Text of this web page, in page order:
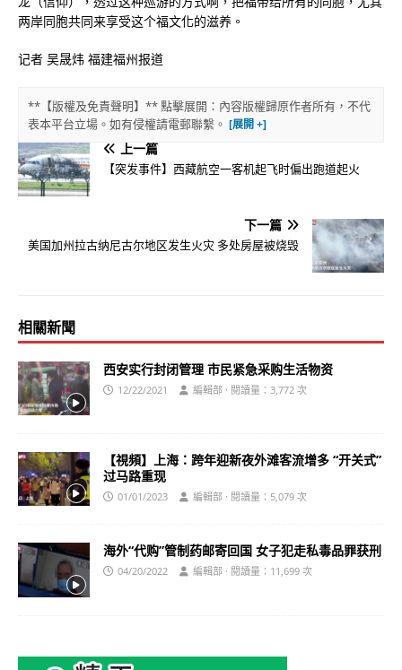
两岸同胞共同来享受这个福文化的滋养。
记者 吴晟炜 福建福州报道
**【版權及免責聲明】** 點擊展開：內容版權歸原作者所有，不代
表本平台立場。如有侵權請電郵聯繫。
上一篇
【突发事件】西藏航空一客机起飞时偏出跑道起火
下一篇
美国加州拉古纳尼古尔地区发生火灾 多处房屋被烧毁
相關新聞
西安实行封闭管理 市民紧急采购生活物资
12/22/2021 編輯部 · 閱讀量：3,772 次
【視頻】上海：跨年迎新夜外滩客流增多 “开关式”
过马路重现
01/01/2023 編輯部 · 閱讀量：5,079 次
海外“代购”管制药邮寄回国 女子犯走私毒品罪获刑
04/20/2022 編輯部 · 閱讀量：11,699 次